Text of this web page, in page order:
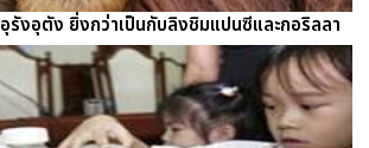
รังอุตัง ยิ่งกว่าเป็นกับลิงชิมแปนซีและกอริลลา